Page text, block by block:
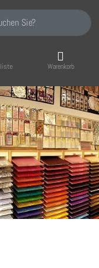
ein. Während
Warenkorb